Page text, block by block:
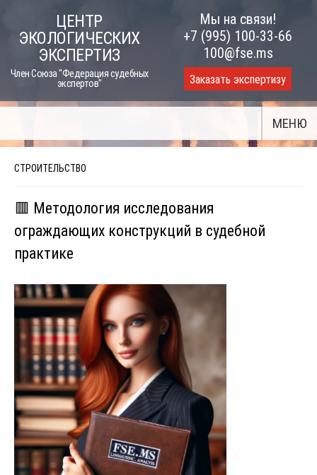
content
ЦЕНТР
ЭКОЛОГИЧЕСКИХ
ЭКСПЕРТИЗ
Член Союза "Федерация судебных
экспертов"
Мы на связи!
+7 (995) 100-33-66
100@fse.ms
Заказать экспертизу
МЕНЮ
СТРОИТЕЛЬСТВО
🟥 Методология исследования
ограждающих конструкций в судебной
практике